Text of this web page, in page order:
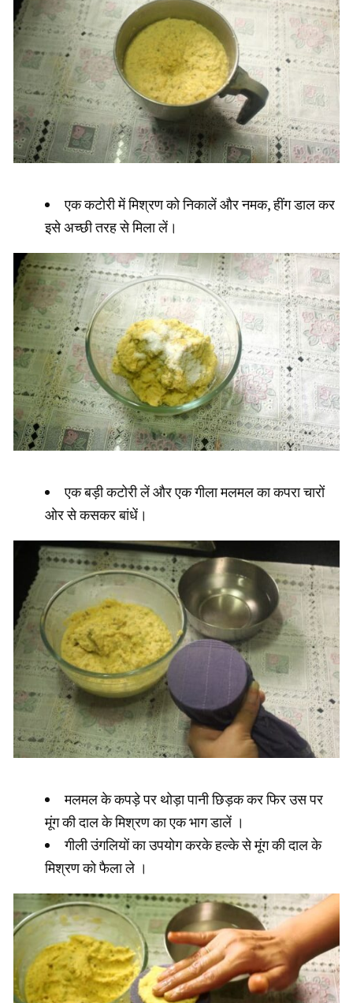
एक कटोरी में मिश्रण को निकालें और नमक, हींग डाल कर
इसे अच्छी तरह से मिला लें।
एक बड़ी कटोरी लें और एक गीला मलमल का कपरा चारों
ओर से कसकर बांधें।
मलमल के कपड़े पर थोड़ा पानी छिड़क कर फिर उस पर
मूंग की दाल के मिश्रण का एक भाग डालें ।
गीली उंगलियों का उपयोग करके हल्के से मूंग की दाल के
मिश्रण को फैला ले ।